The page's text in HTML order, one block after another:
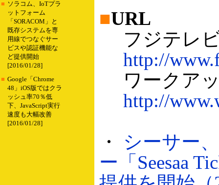
■ ソラコム、IoTプラ
ットフォーム
「SORACOM」と
既存システムを専
用線でつなぐサー
ビスや認証機能な
ど提供開始
[2016/01/28]
■ Google「Chrome
48」iOS版ではクラ
ッシュ率70％低
下、JavaScript実行
速度も大幅改善
[2016/01/28]
■URL
フジテレ
http://
ワークア
http://
・ シーサー
ー「Seesaa